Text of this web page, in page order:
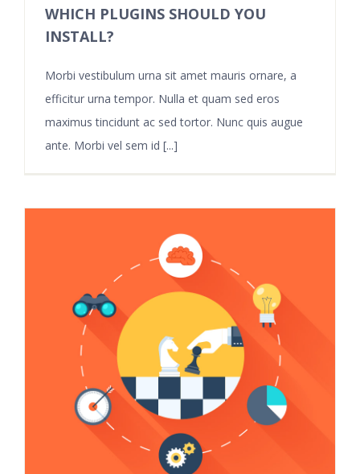
WHICH PLUGINS SHOULD YOU
INSTALL?
Morbi vestibulum urna sit amet mauris ornare, a
efficitur urna tempor. Nulla et quam sed eros
maximus tincidunt ac sed tortor. Nunc quis augue
ante. Morbi vel sem id [...]